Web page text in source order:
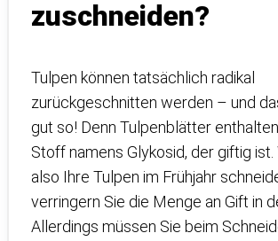
zuschneiden?
Tulpen können tatsächlich radikal
zurückgeschnitten werden – und
gut so! Denn Tulpenblätter
Stoff namens Glykosid, der giftig ist.
also Ihre Tulpen im Frühjahr
verringern Sie die Menge an Gift in
Allerdings müssen Sie beim